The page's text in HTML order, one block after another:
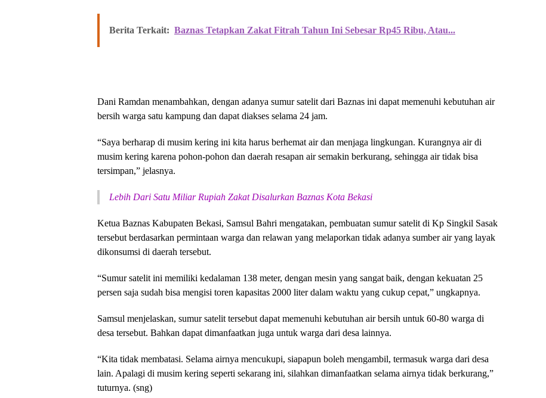
Berita Terkait: Baznas Tetapkan Zakat Fitrah Tahun Ini Sebesar Rp45 Ribu, Atau...
Dani Ramdan menambahkan, dengan adanya sumur satelit dari Baznas ini dapat memenuhi kebutuhan air
bersih warga satu kampung dan dapat diakses selama 24 jam.
“Saya berharap di musim kering ini kita harus berhemat air dan menjaga lingkungan. Kurangnya air di
musim kering karena pohon-pohon dan daerah resapan air semakin berkurang, sehingga air tidak bisa
tersimpan,” jelasnya.
Lebih Dari Satu Miliar Rupiah Zakat Disalurkan Baznas Kota Bekasi
Ketua Baznas Kabupaten Bekasi, Samsul Bahri mengatakan, pembuatan sumur satelit di Kp Singkil Sasak
tersebut berdasarkan permintaan warga dan relawan yang melaporkan tidak adanya sumber air yang layak
dikonsumsi di daerah tersebut.
“Sumur satelit ini memiliki kedalaman 138 meter, dengan mesin yang sangat baik, dengan kekuatan 25
persen saja sudah bisa mengisi toren kapasitas 2000 liter dalam waktu yang cukup cepat,” ungkapnya.
Samsul menjelaskan, sumur satelit tersebut dapat memenuhi kebutuhan air bersih untuk 60-80 warga di
desa tersebut. Bahkan dapat dimanfaatkan juga untuk warga dari desa lainnya.
“Kita tidak membatasi. Selama airnya mencukupi, siapapun boleh mengambil, termasuk warga dari desa
lain. Apalagi di musim kering seperti sekarang ini, silahkan dimanfaatkan selama airnya tidak berkurang,”
tuturnya. (sng)